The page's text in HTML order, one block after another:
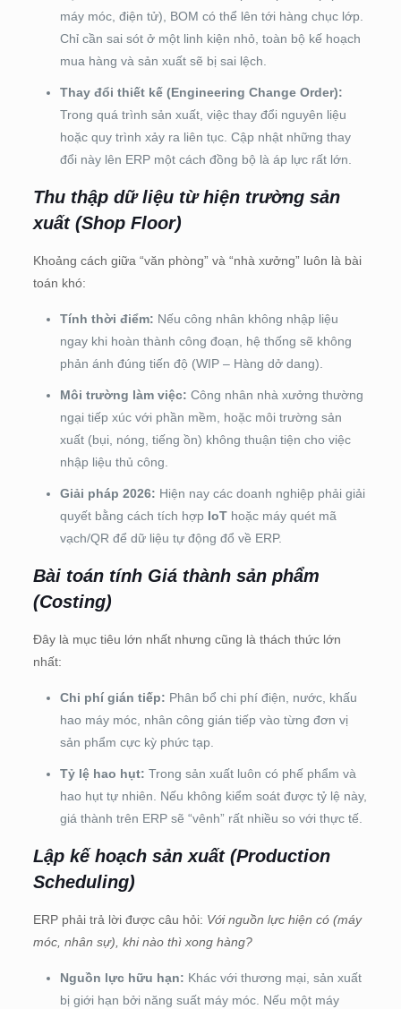
máy móc, điện tử), BOM có thể lên tới hàng chục lớp.
Chỉ cần sai sót ở một linh kiện nhỏ, toàn bộ kế hoạch
mua hàng và sản xuất sẽ bị sai lệch.
Thay đổi thiết kế (Engineering Change Order):
Trong quá trình sản xuất, việc thay đổi nguyên liệu
hoặc quy trình xảy ra liên tục. Cập nhật những thay
đổi này lên ERP một cách đồng bộ là áp lực rất lớn.
Thu thập dữ liệu từ hiện trường sản
xuất (Shop Floor)
Khoảng cách giữa “văn phòng” và “nhà xưởng” luôn là bài
toán khó:
Tính thời điểm: Nếu công nhân không nhập liệu
ngay khi hoàn thành công đoạn, hệ thống sẽ không
phản ánh đúng tiến độ (WIP – Hàng dở dang).
Môi trường làm việc: Công nhân nhà xưởng thường
ngại tiếp xúc với phần mềm, hoặc môi trường sản
xuất (bụi, nóng, tiếng ồn) không thuận tiện cho việc
nhập liệu thủ công.
Giải pháp 2026: Hiện nay các doanh nghiệp phải giải
quyết bằng cách tích hợp IoThoặc máy quét mã
vạch/QR để dữ liệu tự động đổ về ERP.
Bài toán tính Giá thành sản phẩm
(Costing)
Đây là mục tiêu lớn nhất nhưng cũng là thách thức lớn
nhất:
Chi phí gián tiếp: Phân bổ chi phí điện, nước, khấu
hao máy móc, nhân công gián tiếp vào từng đơn vị
sản phẩm cực kỳ phức tạp.
Tỷ lệ hao hụt: Trong sản xuất luôn có phế phẩm và
hao hụt tự nhiên. Nếu không kiểm soát được tỷ lệ này,
giá thành trên ERP sẽ “vênh” rất nhiều so với thực tế.
Lập kế hoạch sản xuất (Production
Scheduling)
ERP phải trả lời được câu hỏi: Với nguồn lực hiện có (máy
móc, nhân sự), khi nào thì xong hàng?
Nguồn lực hữu hạn: Khác với thương mại, sản xuất
bị giới hạn bởi năng suất máy móc. Nếu một máy